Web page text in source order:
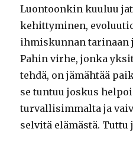
Luontoonkin kuuluu
kehittyminen,
ihmiskunnan tarinaan
Pahin virhe, jonka
tehdä, on jämähtää
se tuntuu joskus
turvallisimmalta ja
selvitä elämästä. Tuttu